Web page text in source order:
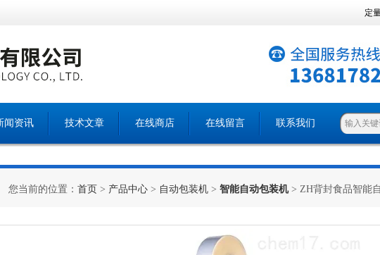
定
闻资讯 技术文章 在线商店 在线留言 联系我们
您当前的位置： 首页 > 产品中心 > 自动包装机 > 智能自动包装机> ZH背封食品智能